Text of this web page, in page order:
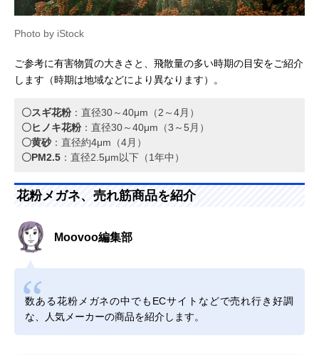
Photo by iStock
ご参考に有害物質の大きさと、飛散量の多い時期の目安をご紹介
します（時期は地域などにより異なります）。
〇スギ花粉：直径30～40μm（2～4月）
〇ヒノキ花粉：直径30～40μm（3～5月）
〇黄砂：直径約4μm（4月）
〇PM2.5 ：直径2.5μm以下（1年中）
花粉メガネ、売れ筋商品を紹介
Moovoo編集部
数ある花粉メガネの中でもECサイトなどで売れ行き好調
な、人気メーカーの商品を紹介します。